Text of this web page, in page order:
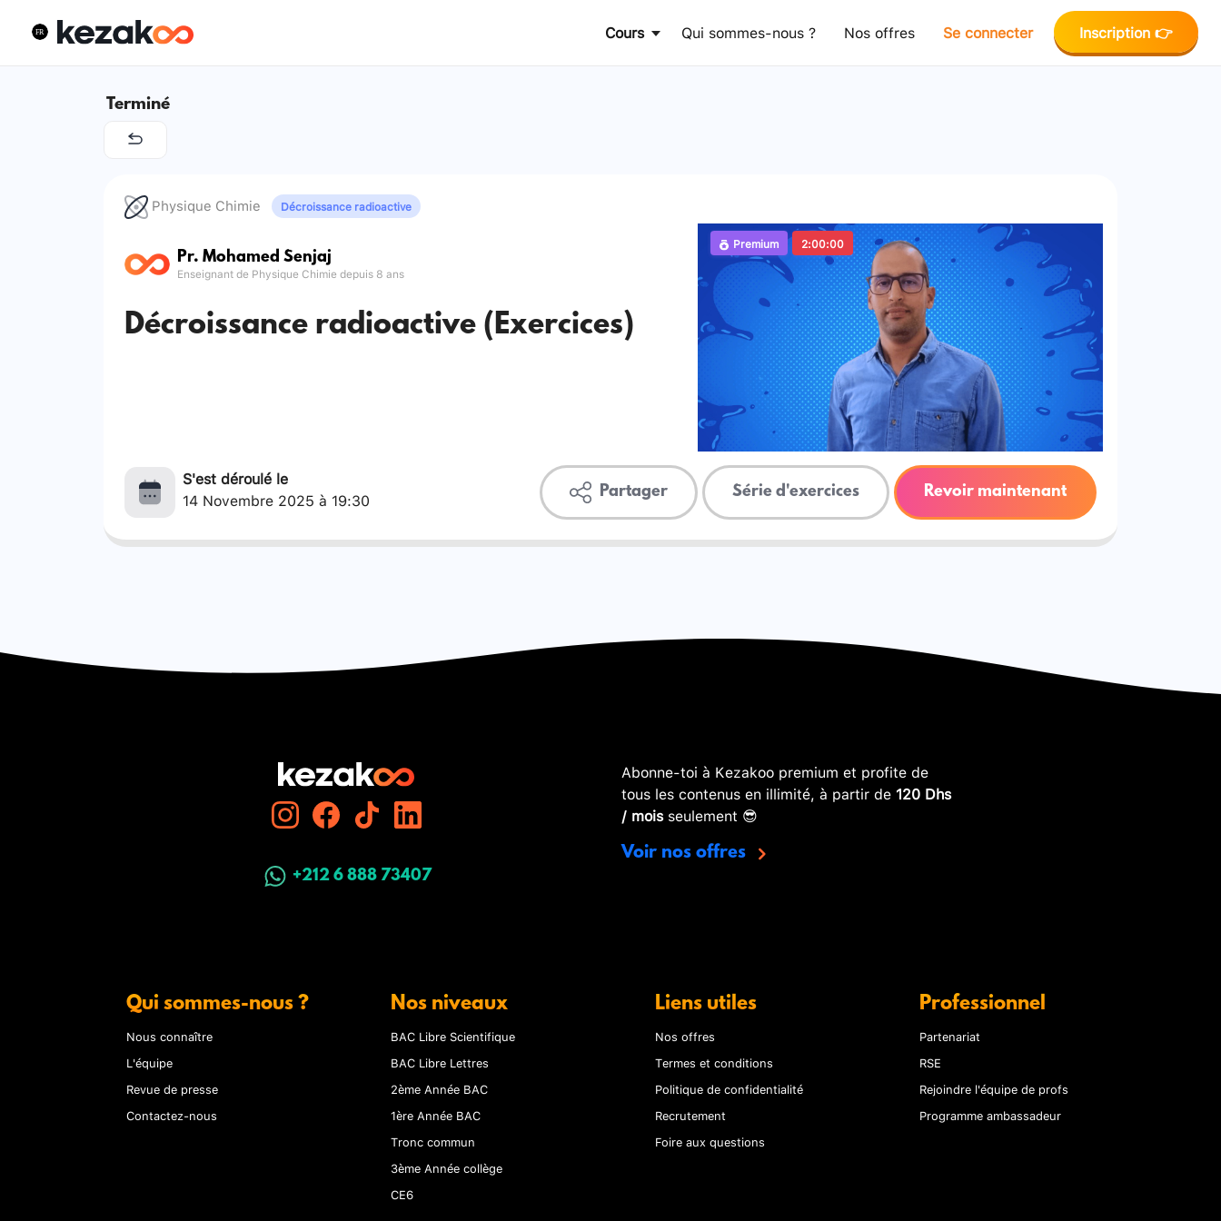
Cours Qui sommes-nous ? Nos offres Se connecter Inscription 👉
Terminé
Physique Chimie Décroissance radioactive
Pr. Mohamed Senjaj
Enseignant de Physique Chimie depuis 8 ans
Décroissance radioactive (Exercices)
Premium 2:00:00
S'est déroulé le
14 Novembre 2025 à 19:30
Partager Série d'exercices Revoir maintenant
+212 6 888 73407
Abonne-toi à Kezakoo premium et profite de
tous les contenus en illimité, à partir de 120 Dhs
/ moisseulement 😎
Voir nos offres
Qui sommes-nous ?
Nous connaître
L'équipe
Revue de presse
Contactez-nous
Nos niveaux
BAC Libre Scientifique
BAC Libre Lettres
2ème Année BAC
1ère Année BAC
Tronc commun
3ème Année collège
CE6
Liens utiles
Nos offres
Termes et conditions
Politique de confidentialité
Recrutement
Foire aux questions
Professionnel
Partenariat
RSE
Rejoindre l'équipe de profs
Programme ambassadeur